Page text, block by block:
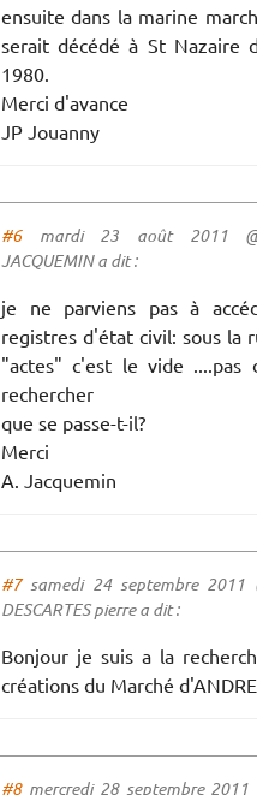
ensuite dans la marine
serait décédé à St Nazaire
1980.
Merci d'avance
JP Jouanny
#6mardi 23 août 2011
JACQUEMIN a dit :
je ne parviens pas à
registres d'état civil: sous la
"actes" c'est le vide ....pas
rechercher
que se passe-t-il?
Merci
A. Jacquemin
#7samedi 24 septembre 2011
DESCARTES pierre a dit :
Bonjour je suis a la
créations du Marché
#8mercredi 28 septembre 2011